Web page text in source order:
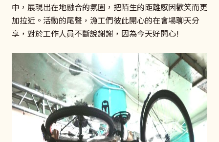
中，展現出在地融合的氛圍，把陌生的距離感因歡笑而更
加拉近。活動的尾聲，漁工們彼此開心的在會場聊天分
享，對於工作人員不斷說謝謝，因為今天好開心!